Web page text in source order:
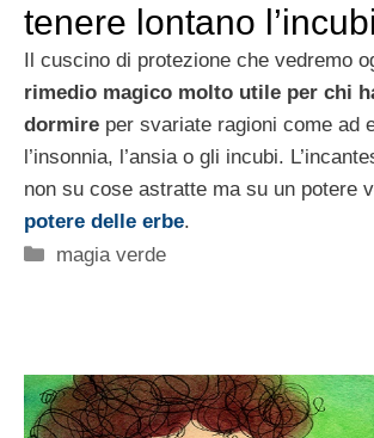
tenere lontano l’incubi
Il cuscino di protezione che vedremo
rimedio magico molto utile per chi
dormire per svariate ragioni come ad
l’insonnia, l’ansia o gli incubi.
non su cose astratte ma su un potere
potere delle erbe.
Categorie
magia verde